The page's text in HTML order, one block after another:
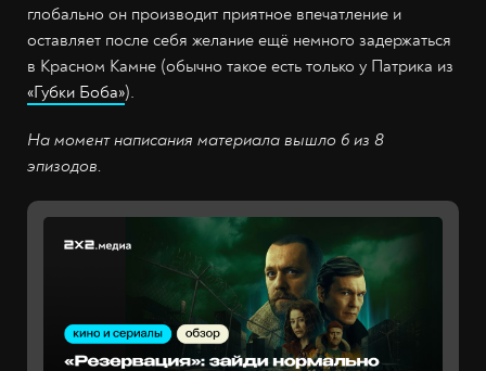
глобально он производит приятное впечатление и
оставляет после себя желание ещё немного задержаться
в Красном Камне (обычно такое есть только у Патрика из
«Губки Боба»).
На момент написания материала вышло 6 из 8
эпизодов.